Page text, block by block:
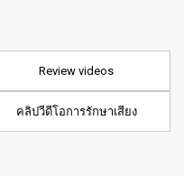
Review videos
คลิปวีดีโอการรักษาเสียง